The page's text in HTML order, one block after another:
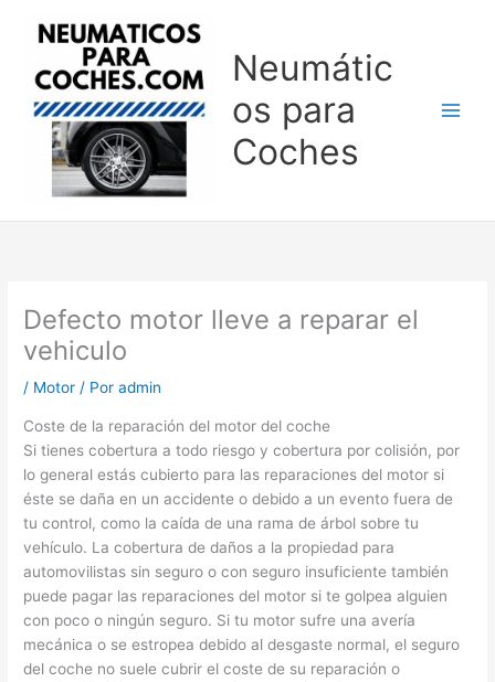
Neumátic
os para
Coches
Defecto motor lleve a reparar el
vehiculo
/ Motor / Poradmin
Coste de la reparación del motor del coche
Si tienes cobertura a todo riesgo y cobertura por colisión, por
lo general estás cubierto para las reparaciones del motor si
éste se daña en un accidente o debido a un evento fuera de
tu control, como la caída de una rama de árbol sobre tu
vehículo. La cobertura de daños a la propiedad para
automovilistas sin seguro o con seguro insuficiente también
puede pagar las reparaciones del motor si te golpea alguien
con poco o ningún seguro. Si tu motor sufre una avería
mecánica o se estropea debido al desgaste normal, el seguro
del coche no suele cubrir el coste de su reparación o